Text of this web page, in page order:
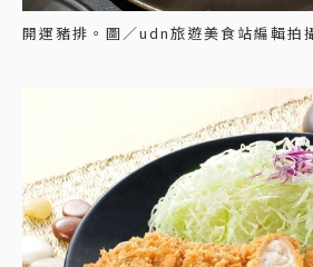
開運豬排。圖／udn旅遊美食站編輯拍